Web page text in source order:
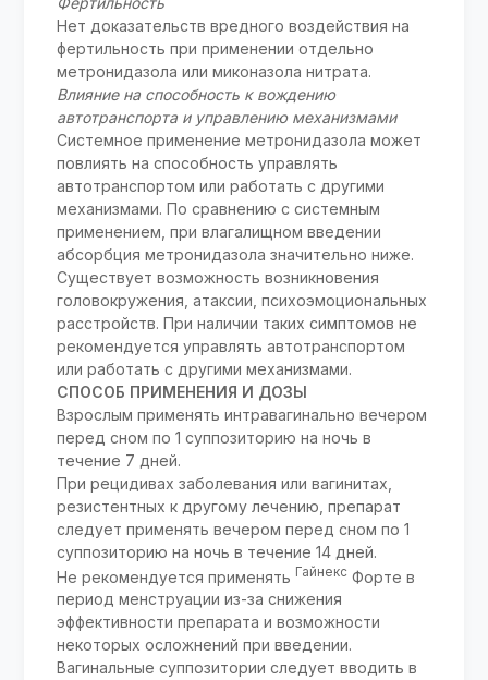
Нет доказательств вредного воздействия на
фертильность при применении отдельно
метронидазола или миконазола нитрата.
Влияние на способность к вождению
автотранспорта и управлению механизмами
Системное применение метронидазола может
повлиять на способность управлять
автотранспортом или работать с другими
механизмами. По сравнению с системным
применением, при влагалищном введении
абсорбция метронидазола значительно ниже.
Существует возможность возникновения
головокружения, атаксии, психоэмоциональных
расстройств. При наличии таких симптомов не
рекомендуется управлять автотранспортом
или работать с другими механизмами.
СПОСОБ ПРИМЕНЕНИЯ И ДОЗЫ
Взрослым применять интравагинально вечером
перед сном по 1 суппозиторию на ночь в
течение 7 дней.
При рецидивах заболевания или вагинитах,
резистентных к другому лечению, препарат
следует применять вечером перед сном по 1
суппозиторию на ночь в течение 14 дней.
Не рекомендуется применять Гайнекс Форте в
период менструации из-за снижения
эффективности препарата и возможности
некоторых осложнений при введении.
Вагинальные суппозитории следует вводить в